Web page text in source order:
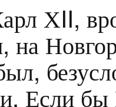
ХII,
на
Если бы